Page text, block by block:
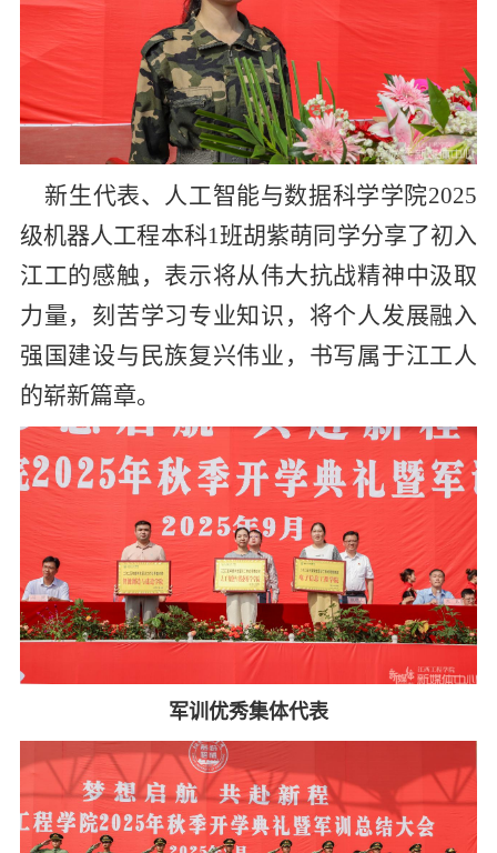
新生代表、人工智能与数据科学学院2025
级机器人工程本科1班胡紫萌同学分享了初入
江工的感触，表示将从伟大抗战精神中汲取
力量，刻苦学习专业知识，将个人发展融入
强国建设与民族复兴伟业，书写属于江工人
的崭新篇章。
军训优秀集体代表